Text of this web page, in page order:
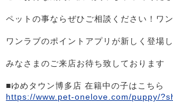
ペットの事ならぜひご相談ください！ワ
ワンラブのポイントアプリが新しく登場
みなさまのご来店お待ち致しております
■ゆめタウン博多店 在籍中の子はこちら
https://www.pet-onelove.com/puppy/